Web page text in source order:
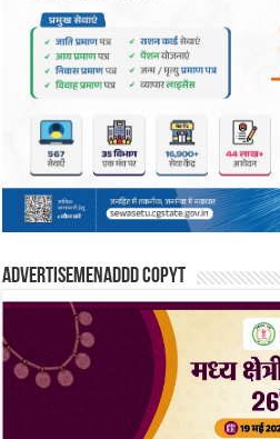
Advertisemenaddd copyt